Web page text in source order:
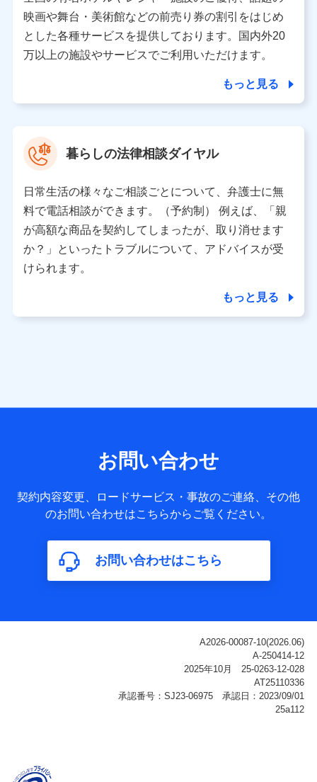
当該個人データを取り扱う各共同利用者（詳細は次のとお
り）
東京都千代田区永田町2丁目11番1号 山王パークタワー
株式会社NTTドコモ 代表取締役社長 前田 義晃
東京都中央区日本橋人形町2-14-10 アーバンネット日本橋
ビル 3F
※ 当社および株式会社NTTドコモは、お客さまの情報を利
データ憲章」に定める行動原則を順守します 。
※ パーソナルデータダッシュボードの「第三者提供の管
理」の設定状態にかかわらず、共同利用する場合がありま
※ dポイントクラブ会員ではないお客さま（2019年12月11
日以降、一度もdポイントクラブ会員であったことがないお
個人データは、こちら の利用目的の範囲内に限って共同利
用します。
サービス提供等を通じて取得した、以下の情報などの個人デ
基本情報
氏名、電話番号、メールアドレス、お客さまの識別子、
属性、連絡先、dポイントサービスのご利用に関する情
構成、住所、dポイント残高、dポイント利用履歴などが
含まれます。
利用情報
ご契約状態・ご利用履歴インターネット利用時の行動に
関する情報、アプリケーション利用時の行動に関する情
報、購入されたサービスや商品の名称・購入場所・決済
に関する情報、アンケートの回答に関する情報などが含
名、住所、生年月日、性別、保険契約者と被保険者の関
映画や舞台・美術館などの前売り券の割引をはじめ
とした各種サービスを提供しております。国内外20
万以上の施設やサービスでご利用いただけます。
もっと見る
暮らしの法律相談ダイヤル
日常生活の様々なご相談ごとについて、弁護士に無
料で電話相談ができます。（予約制） 例えば、「親
が高額な商品を契約してしまったが、取り消せます
か？」といったトラブルについて、アドバイスが受
けられます。
もっと見る
お問い合わせ
契約内容変更、ロードサービス・事故のご連絡、その他
のお問い合わせはこちらからご覧ください。
お問い合わせはこちら